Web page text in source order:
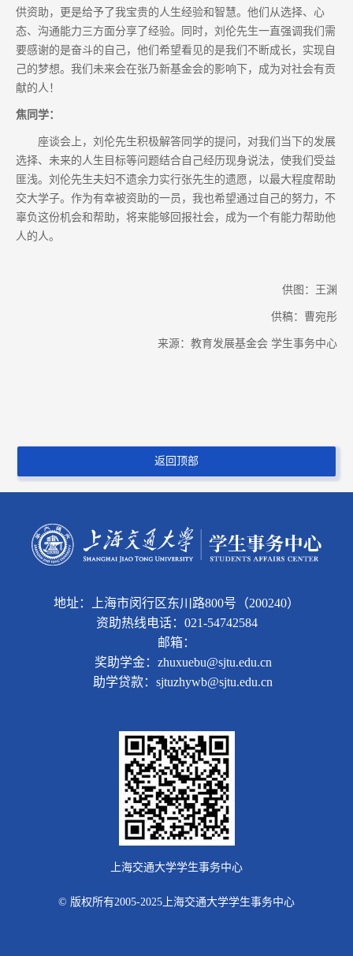
供资助，更是给予了我宝贵的人生经验和智慧。他们从选择、心
态、沟通能力三方面分享了经验。同时，刘伦先生一直强调我们需
要感谢的是奋斗的自己，他们希望看见的是我们不断成长，实现自
己的梦想。我们未来会在张乃新基金会的影响下，成为对社会有贡
献的人！
焦同学：
座谈会上，刘伦先生积极解答同学的提问，对我们当下的发展
选择、未来的人生目标等问题结合自己经历现身说法，使我们受益
匪浅。刘伦先生夫妇不遗余力实行张先生的遗愿，以最大程度帮助
交大学子。作为有幸被资助的一员，我也希望通过自己的努力，不
辜负这份机会和帮助，将来能够回报社会，成为一个有能力帮助他
人的人。
供图：王渊
供稿：曹宛彤
来源：教育发展基金会 学生事务中心
返回顶部
地址：上海市闵行区东川路800号（200240）
资助热线电话：021-54742584
邮箱：
奖助学金：zhuxuebu@sjtu.edu.cn
助学贷款：sjtuzhywb@sjtu.edu.cn
上海交通大学学生事务中心
© 版权所有2005-2025上海交通大学学生事务中心